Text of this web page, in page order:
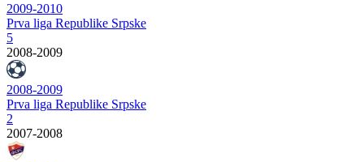
2009-2010
Prva liga Republike Srpske
5
2008-2009
2008-2009
Prva liga Republike Srpske
2
2007-2008